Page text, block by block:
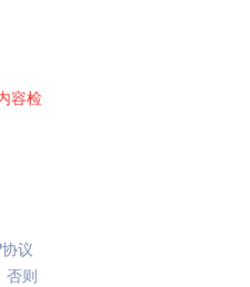
容检
议
否则